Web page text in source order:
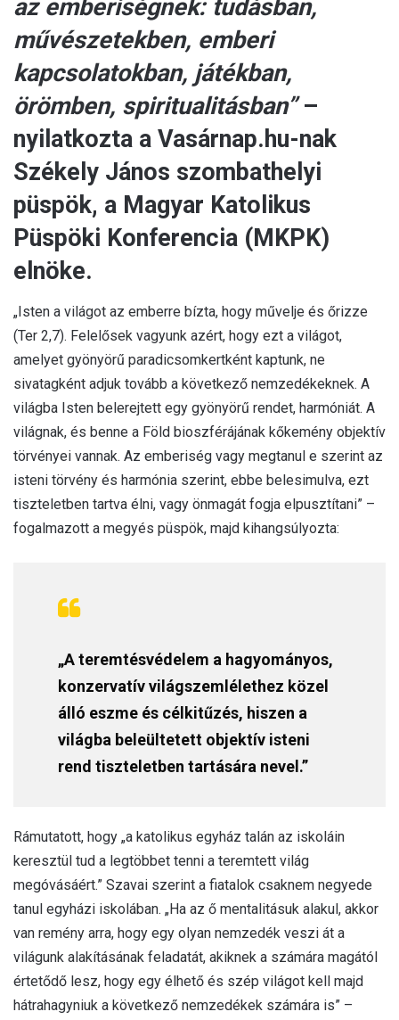
az emberiségnek: tudásban,
művészetekben, emberi
kapcsolatokban, játékban,
örömben, spiritualitásban”–
nyilatkozta a Vasárnap.hu-nak
Székely János szombathelyi
püspök, a Magyar Katolikus
Püspöki Konferencia (MKPK)
elnöke.
„Isten a világot az emberre bízta, hogy művelje és őrizze
(Ter 2,7). Felelősek vagyunk azért, hogy ezt a világot,
amelyet gyönyörű paradicsomkertként kaptunk, ne
sivatagként adjuk tovább a következő nemzedékeknek. A
világba Isten belerejtett egy gyönyörű rendet, harmóniát. A
világnak, és benne a Föld bioszférájának kőkemény objektív
törvényei vannak. Az emberiség vagy megtanul e szerint az
isteni törvény és harmónia szerint, ebbe belesimulva, ezt
tiszteletben tartva élni, vagy önmagát fogja elpusztítani” –
fogalmazott a megyés püspök, majd kihangsúlyozta:
„A teremtésvédelem a hagyományos,
konzervatív világszemlélethez közel
álló eszme és célkitűzés, hiszen a
világba beleültetett objektív isteni
rend tiszteletben tartására nevel.”
Rámutatott, hogy „a katolikus egyház talán az iskoláin
keresztül tud a legtöbbet tenni a teremtett világ
megóvásáért.” Szavai szerint a fiatalok csaknem negyede
tanul egyházi iskolában. „Ha az ő mentalitásuk alakul, akkor
van remény arra, hogy egy olyan nemzedék veszi át a
világunk alakításának feladatát, akiknek a számára magától
értetődő lesz, hogy egy élhető és szép világot kell majd
hátrahagyniuk a következő nemzedékek számára is” –